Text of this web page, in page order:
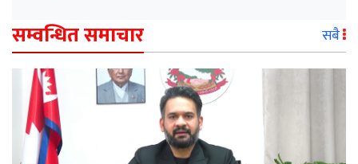
सम्वन्धित समाचार सबै